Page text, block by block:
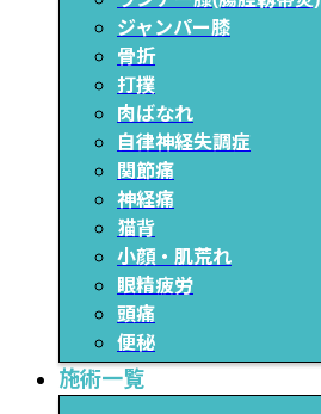
ジャンパー膝
骨折
打撲
肉ばなれ
自律神経失調症
関節痛
神経痛
猫背
小顔・肌荒れ
眼精疲労
頭痛
便秘
施術一覧